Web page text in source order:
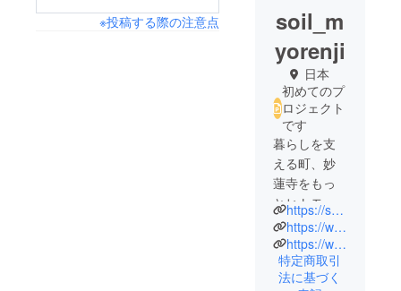
※投稿する際の注意点
soil_m
yorenji
日本
初めてのプ
ロジェクト
です
暮らしを支
える町、妙
蓮寺をもっ
とヒトモノ
コトが循環
する場所に
したい。
住んでいる
https://soil-kitchen-workroom.my.canva.site/
https://www.instagram.com/soil.myorenji/
https://www.youtube.com/watch?v=L1rHUhL7LZ0
特定商取引
法に基づく